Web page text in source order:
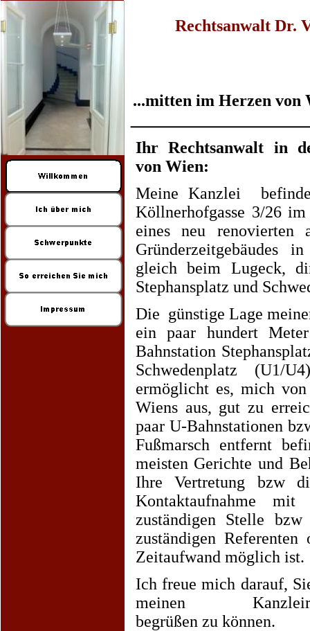
Rechtsanwalt Dr.
...mitten im Herzen von
Ihr Rechtsanwalt in
von Wien:
Meine Kanzlei
Köllnerhofgasse 3/26 im
eines neu renovierten
Gründerzeitgebäudes
gleich beim Lugeck,
Stephansplatz und
Die günstige Lage
ein paar hundert
Bahnstation
Schwedenplatz (U1/
ermöglicht es, mich
Wiens aus, gut zu
paar U-Bahnstationen
Fußmarsch entfernt
meisten Gerichte und
Ihre Vertretung bzw
Kontaktaufnahme
zuständigen Stelle
zuständigen Referenten
Zeitaufwand möglich ist.
Ich freue mich darauf,
meinen
begrüßen zu können.